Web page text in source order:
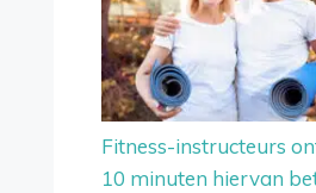
Fitness-instructeurs
10 minuten hiervan